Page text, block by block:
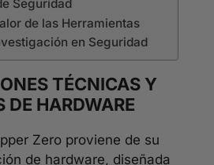
Seguridad
de las Herramientas
en Seguridad
TÉCNICAS Y
DE HARDWARE
Zero proviene de su
de hardware, diseñada